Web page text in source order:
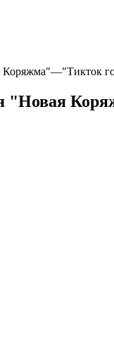
Коряжма"—"Тикток
"Новая